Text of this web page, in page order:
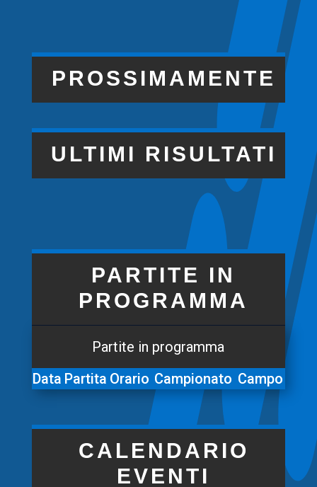
PROSSIMAMENTE
ULTIMI RISULTATI
PARTITE IN
PROGRAMMA
Partite in programma
Data Partita Orario Campionato Campo
CALENDARIO
EVENTI